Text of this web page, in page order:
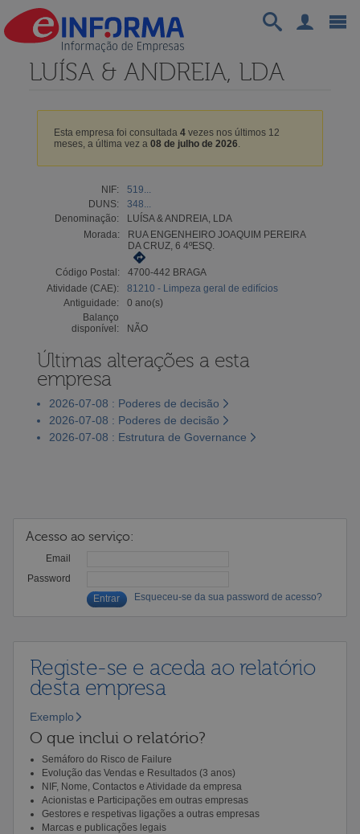
LUÍSA & ANDREIA, LDA
Esta empresa foi consultada 4vezes nos últimos 12
meses, a última vez a 08 de julho de 2026.
NIF:
519...
DUNS:
348...
Denominação:
LUÍSA & ANDREIA, LDA
Morada:
RUA ENGENHEIRO JOAQUIM PEREIRA
DA CRUZ, 6 4ºESQ.
Código Postal:
4700-442 BRAGA
Atividade (CAE):
81210 - Limpeza geral de edifícios
Antiguidade:
0 ano(s)
Balanço
disponível:
NÃO
Últimas alterações a esta
empresa
2026-07-08 : Poderes de decisão
2026-07-08 : Poderes de decisão
2026-07-08 : Estrutura de Governance
Acesso ao serviço:
Email
Password
Esqueceu-se da sua password de acesso?
Registe-se e aceda ao relatório
desta empresa
Exemplo
O que inclui o relatório?
Semáforo do Risco de Failure
Evolução das Vendas e Resultados (3 anos)
NIF, Nome, Contactos e Atividade da empresa
Acionistas e Participações em outras empresas
Gestores e respetivas ligações a outras empresas
Marcas e publicações legais